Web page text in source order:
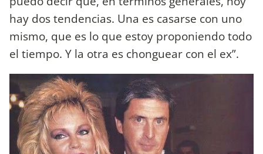
hay dos tendencias. Una es casarse con uno
mismo, que es lo que estoy proponiendo todo
el tiempo. Y la otra es chonguear con el ex”.